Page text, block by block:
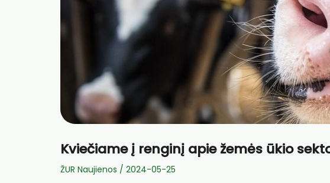
Kviečiame į renginį apie žemės ūkio
ŽUR Naujienos / 2024-05-25